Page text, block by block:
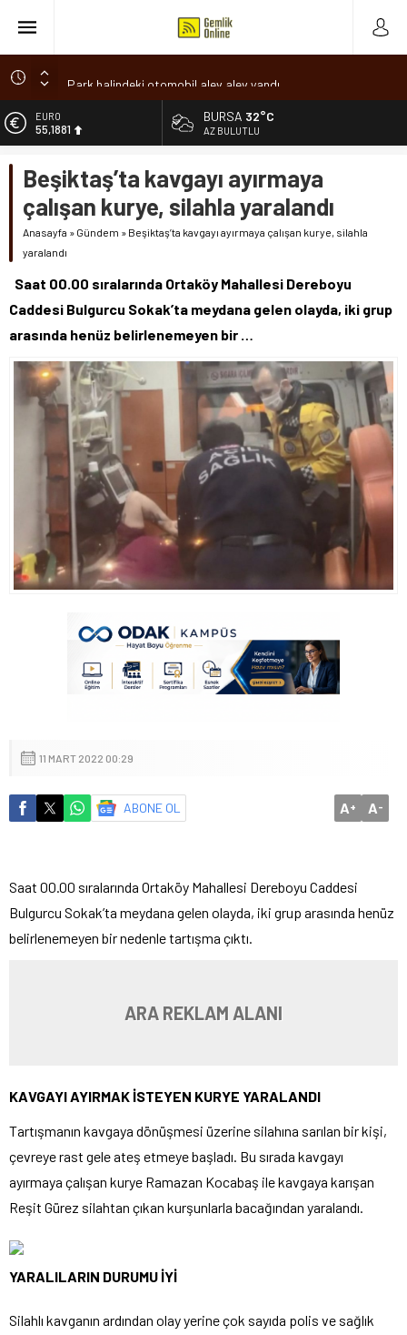
Park halindeki otomobil alev alev yandı
Osmangazi’de baharın müjdesi ‘Hıdırellez’ coşkuyla kutlandı
7 aylık hamileyken evden çıktı, sırra kadem bastı
Romanya’da Hıdırellez Coşkusu
ALTIN
6.660,55
13.779,39
DOLAR
47,7111
EURO
BURSA 32°C
AZ BULUTLU
Beşiktaş’ta kavgayı ayırmaya
çalışan kurye, silahla yaralandı
Anasayfa » Gündem » Beşiktaş’ta kavgayı ayırmaya çalışan kurye, silahla
yaralandı
Saat 00.00 sıralarında Ortaköy Mahallesi Dereboyu
Caddesi Bulgurcu Sokak’ta meydana gelen olayda, iki grup
arasında henüz belirlenemeyen bir …
11 MART 2022 00:29
ABONE OL A+ A-
Saat 00.00 sıralarında Ortaköy Mahallesi Dereboyu Caddesi
Bulgurcu Sokak’ta meydana gelen olayda, iki grup arasında henüz
belirlenemeyen bir nedenle tartışma çıktı.
ARA REKLAM ALANI
KAVGAYI AYIRMAK İSTEYEN KURYE YARALANDI
Tartışmanın kavgaya dönüşmesi üzerine silahına sarılan bir kişi,
çevreye rast gele ateş etmeye başladı. Bu sırada kavgayı
ayırmaya çalışan kurye Ramazan Kocabaş ile kavgaya karışan
Reşit Gürez silahtan çıkan kurşunlarla bacağından yaralandı.
YARALILARIN DURUMU İYİ
Silahlı kavganın ardından olay yerine çok sayıda polis ve sağlık